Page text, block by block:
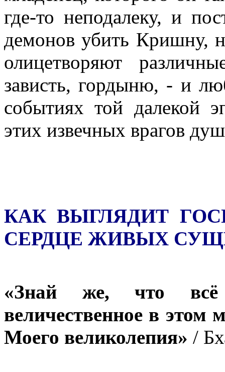
где-то неподалеку, и
демонов убить Кришну,
олицетворяют
зависть, гордыню, - и
событиях той далекой
этих извечных врагов
КАК ВЫГЛЯДИТ
СЕРДЦЕ ЖИВЫХ
«Знай же, что всё
величественное в
Моего великолепия» /